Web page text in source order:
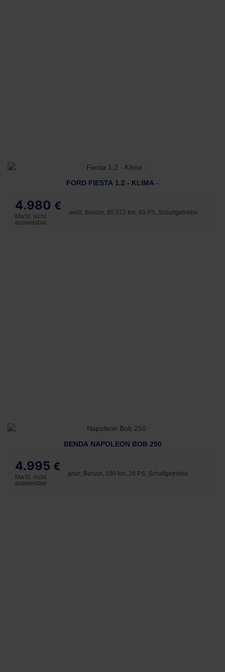
FORD FIESTA 1.2 - KLIMA -
4.980 €
MwSt. nicht
ausweisbar
weiß, Benzin, 85.572 km, 60 PS, Schaltgetriebe
BENDA NAPOLEON BOB 250
4.995 €
MwSt. nicht
ausweisbar
grün, Benzin, 180 km, 26 PS, Schaltgetriebe